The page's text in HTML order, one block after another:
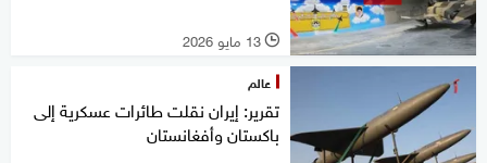
l 13 مايو 2026
عالم
تقرير: إيران نقلت طائرات عسكرية إلى
باكستان وأفغانستان